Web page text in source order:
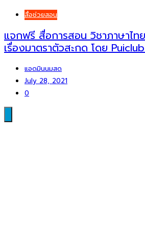
สื่อช่วยสอน
แจกฟรี สื่อการสอน วิชาภาษาไ
เรื่องมาตราตัวสะกด โดย
แอดมินนมสด
July 28, 2021
0